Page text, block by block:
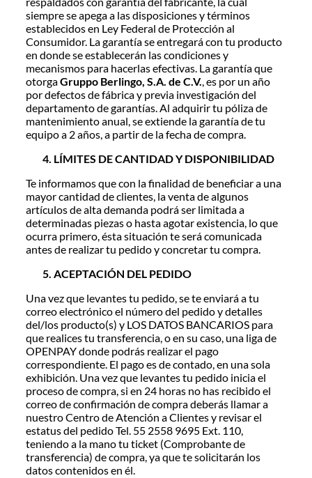
siempre se apega a las disposiciones y términos
establecidos en Ley Federal de Protección al
Consumidor. La garantía se entregará con tu producto
en donde se establecerán las condiciones y
mecanismos para hacerlas efectivas. La garantía que
otorgaGruppo Berlingo, S.A. de C.V., es por un año
por defectos de fábrica y previa investigación del
departamento de garantías. Al adquirir tu póliza de
mantenimiento anual, se extiende la garantía de tu
equipo a 2 años, a partir de la fecha de compra.
LÍMITES DE CANTIDAD Y DISPONIBILIDAD
Te informamos que con la finalidad de beneficiar a una
mayor cantidad de clientes, la venta de algunos
artículos de alta demanda podrá ser limitada a
determinadas piezas o hasta agotar existencia, lo que
ocurra primero, ésta situación te será comunicada
antes de realizar tu pedido y concretar tu compra.
ACEPTACIÓN DEL PEDIDO
Una vez que levantes tu pedido, se te enviará a tu
correo electrónico el número del pedido y detalles
del/los producto(s) y LOS DATOS BANCARIOS para
que realices tu transferencia, o en su caso, una liga de
OPENPAY donde podrás realizar el pago
correspondiente. El pago es de contado, en una sola
exhibición. Una vez que levantes tu pedido inicia el
proceso de compra, si en 24 horas no has recibido el
correo de confirmación de compra deberás llamar a
nuestro Centro de Atención a Clientes y revisar el
estatus del pedido Tel. 55 2558 9695 Ext. 110,
teniendo a la mano tu ticket (Comprobante de
transferencia) de compra, ya que te solicitarán los
datos contenidos en él.